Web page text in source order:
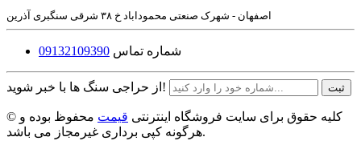
اصفهان - شهرک صنعتی محموداباد خ ۳۸ شرقی سنگبری آذرین
شماره تماس 09132109390
از حراجی سنگ ها با خبر شوید! ثبت
© کلیه حقوق برای سایت فروشگاه اینترنتی قیمت محفوظ بوده و
هرگونه کپی برداری غیرمجاز می باشد.